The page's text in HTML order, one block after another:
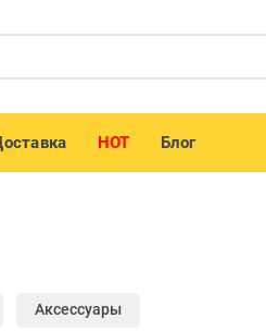
HOT Блог
Аксессуары